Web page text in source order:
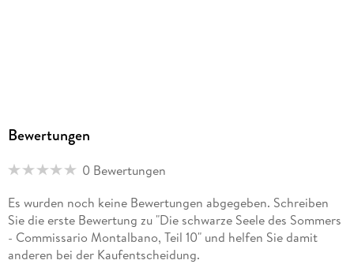
Bewertungen
0 Bewertungen
Es wurden noch keine Bewertungen abgegeben. Schreiben
Sie die erste Bewertung zu "Die schwarze Seele des Sommers
- Commissario Montalbano, Teil 10" und helfen Sie damit
anderen bei der Kaufentscheidung.